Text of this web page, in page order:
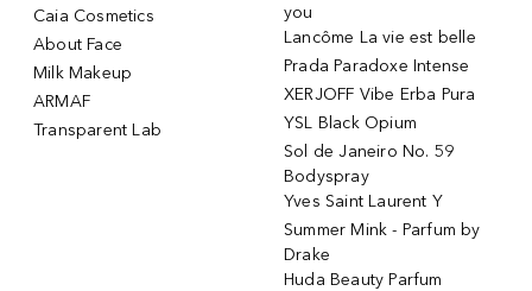
Caia Cosmetics
About Face
Milk Makeup
ARMAF
Transparent Lab
you
Lancôme La vie est belle
Prada Paradoxe Intense
XERJOFF Vibe Erba Pura
YSL Black Opium
Sol de Janeiro No. 59
Bodyspray
Yves Saint Laurent Y
Summer Mink - Parfum by
Drake
Huda Beauty Parfum